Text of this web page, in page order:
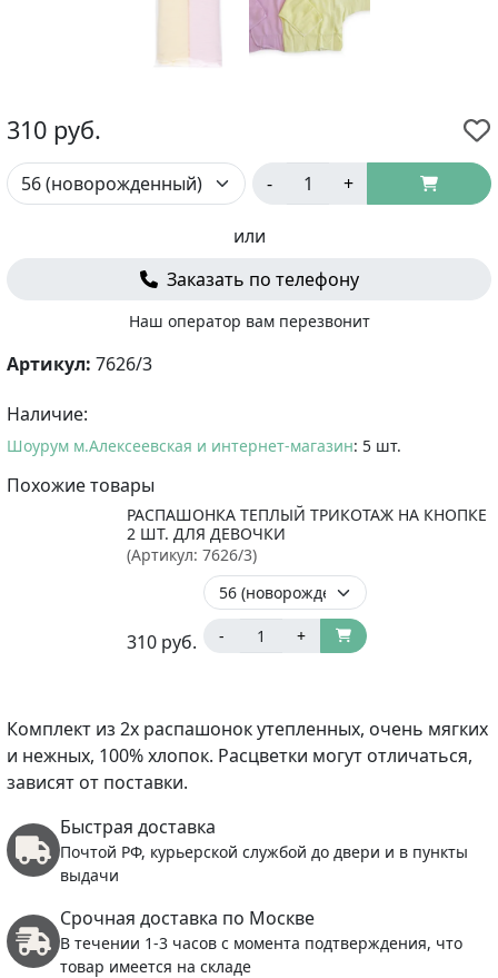
310 руб.
- +
или
Заказать по телефону
Наш оператор вам перезвонит
Артикул: 7626/3
Наличие:
Шоурум м.Алексеевская и интернет-магазин: 5 шт.
Похожие товары
РАСПАШОНКА ТЕПЛЫЙ ТРИКОТАЖ НА КНОПКЕ
2 ШТ. ДЛЯ ДЕВОЧКИ
(Артикул: 7626/3)
310 руб. - +
Комплект из 2х распашонок утепленных, очень мягких
и нежных, 100% хлопок. Расцветки могут отличаться,
зависят от поставки.
Быстрая доставка
Почтой РФ, курьерской службой до двери и в пункты
выдачи
Срочная доставка по Москве
В течении 1-3 часов с момента подтверждения, что
товар имеется на складе